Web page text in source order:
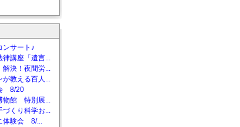
ンサート♪
律講座「遺言...
解決！夜間労...
が教える百人...
8/20
物館 特別展...
づくり科学お...
体験会 8/...